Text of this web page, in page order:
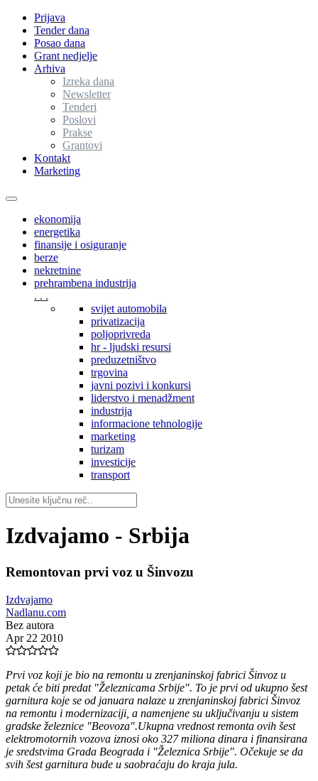
Prijava
Tender dana
Posao dana
Grant nedjelje
Arhiva
Izreka dana
Newsletter
Tenderi
Poslovi
Prakse
Grantovi
Kontakt
Marketing
Toggle
navigationekonomija
energetika
finansije i osiguranje
berze
nekretnine
prehrambena industrija
. . .
svijet automobila
privatizacija
poljoprivreda
hr - ljudski resursi
preduzetništvo
trgovina
javni pozivi i konkursi
liderstvo i menadžment
industrija
informacione tehnologije
marketing
turizam
investicije
transport
Izdvajamo - Srbija
Remontovan prvi voz u Šinvozu
Izdvajamo
Nadlanu.com
Bez autora
Apr 22 2010
Prvi voz koji je bio na remontu u zrenjaninskoj fabrici Šinvoz u
petak će biti predat "Železnicama Srbije". To je prvi od ukupno šest
garnitura koje se od januara nalaze u zrenjaninskoj fabrici Šinvoz
na remontu i modernizaciji, a namenjene su uključivanju u sistem
gradske železnice "Beovoza".Ukupna vrednost remonta ovih šest
elektromotornih vozova iznosi oko 327 miliona dinara i finansirana
je sredstvima Grada Beograda i "Železnica Srbije". Očekuje se da
svih šest garnitura bude u saobraćaju do kraja jula.